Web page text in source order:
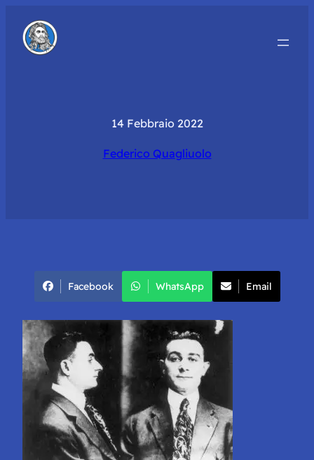
14 Febbraio 2022
Federico Quagliuolo
Facebook WhatsApp Email